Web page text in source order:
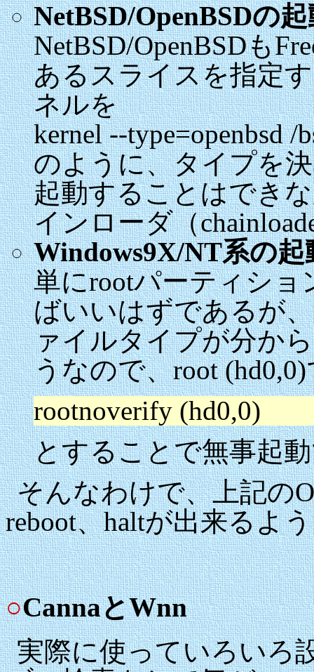
NetBSD/OpenBSDの
NetBSD/OpenBSDも
あるスライスを指定
ネルを
kernel --type=openbsd /
のように、タイプを
起動することはでき
インローダ（
Windows9X/NT系の起
単にrootパーティショ
ばいいはずであるが
ァイルタイプが分か
うなので、root
rootnoverify (hd0,0)
とすることで無事起
そんなわけで、上記の
reboot、haltが出来るよ
○CannaとWnn
実際に使っていろいろ